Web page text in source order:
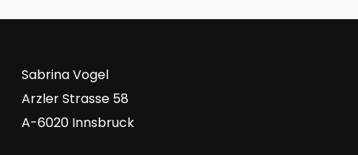
Sabrina Vogel
Arzler Strasse 58
A-6020 Innsbruck